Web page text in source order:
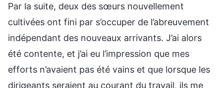
Par la suite, deux des sœurs nouvellement
cultivées ont fini par s’occuper de l’abreuvement
indépendant des nouveaux arrivants. J’ai alors
été contente, et j’ai eu l’impression que mes
efforts n’avaient pas été vains et que lorsque les
dirigeants seraient au courant du travail, ils me